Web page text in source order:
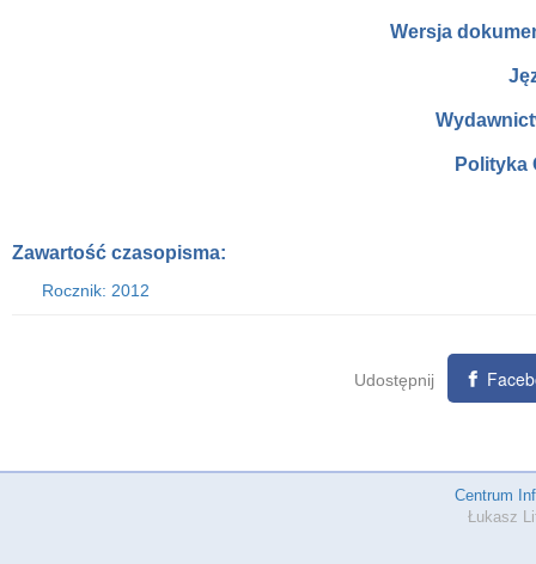
Wersja
Polityka
Zawartość czasopisma:
Rocznik: 2012
Udostępnij
Centrum
Łukasz